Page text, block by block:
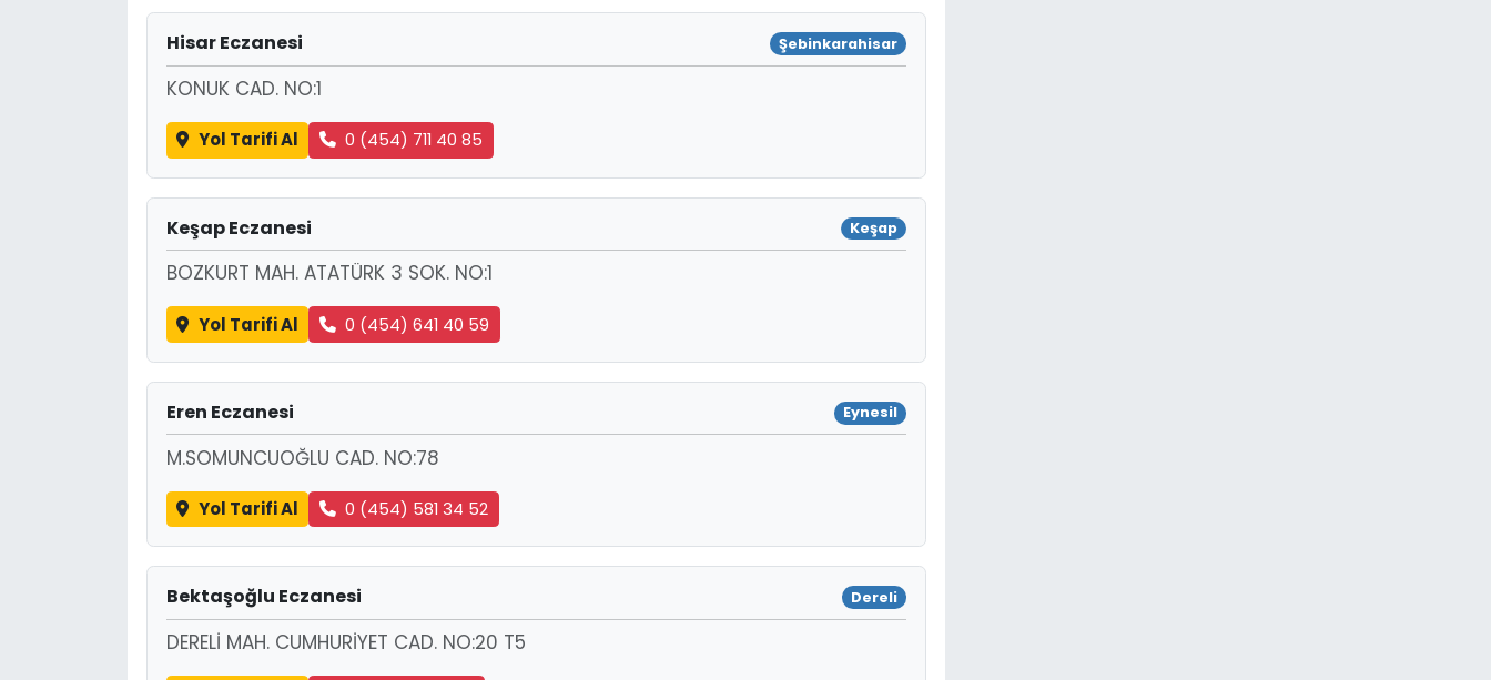
Hisar Eczanesi Şebinkarahisar
KONUK CAD. NO:1
Yol Tarifi Al 0 (454) 711 40 85
Keşap Eczanesi Keşap
BOZKURT MAH. ATATÜRK 3 SOK. NO:1
Yol Tarifi Al 0 (454) 641 40 59
Eren Eczanesi Eynesil
M.SOMUNCUOĞLU CAD. NO:78
Yol Tarifi Al 0 (454) 581 34 52
Bektaşoğlu Eczanesi Dereli
DERELİ MAH. CUMHURİYET CAD. NO:20 T5